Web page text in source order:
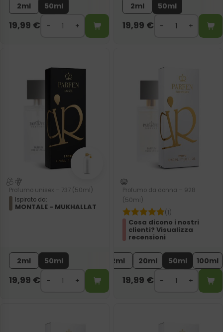
2ml 50ml
19,99 €
2ml 50ml
19,99 €
Profumo unisex – 737 (50ml)
Ispirato da:
MONTALE - MUKHALLAT
2ml 50ml
19,99 €
Profumo da donna – 928
(50ml)
(1)
Cosa dicono i nostri
clienti? Visualizza
recensioni
2ml 20ml 50ml 100ml
19,99 €